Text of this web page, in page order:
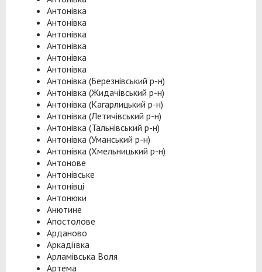
Антонівка
Антонівка
Антонівка
Антонівка
Антонівка
Антонівка
Антонівка (Березнівський р-н)
Антонівка (Жидачівський р-н)
Антонівка (Кагарлицький р-н)
Антонівка (Летичівський р-н)
Антонівка (Тальнівський р-н)
Антонівка (Уманський р-н)
Антонівка (Хмельницький р-н)
Антонове
Антонівське
Антонівці
Антонюки
Анютине
Апостолове
Арданово
Аркадіївка
Арламівська Воля
Артема